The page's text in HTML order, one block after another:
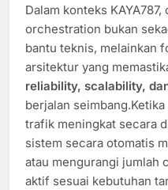
Dalam konteks
orchestration bukan
bantu teknis, melainkan
arsitektur yang
reliability, scalability,
berjalan seimbang.Ketika
trafik meningkat secara
sistem secara otomatis
atau mengurangi jumlah
aktif sesuai kebutuhan